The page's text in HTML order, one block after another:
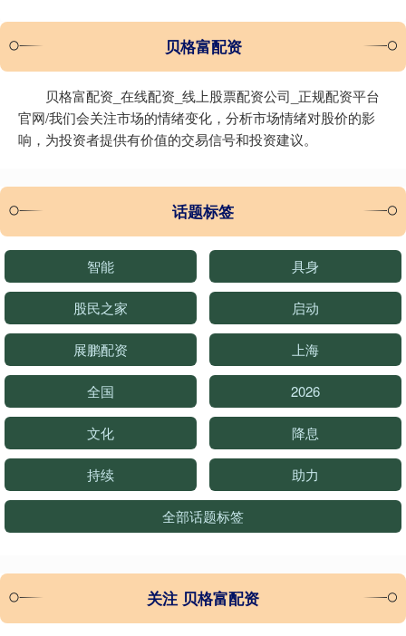
贝格富配资
贝格富配资_在线配资_线上股票配资公司_正规配资平台
官网/我们会关注市场的情绪变化，分析市场情绪对股价的影
响，为投资者提供有价值的交易信号和投资建议。
话题标签
智能 具身
股民之家 启动
展鹏配资 上海
全国 2026
文化 降息
持续 助力
全部话题标签
关注 贝格富配资